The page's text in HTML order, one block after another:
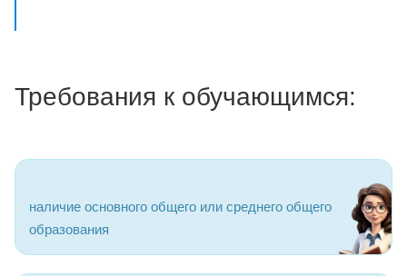
Требования к обучающимся:
наличие основного общего или среднего общего
образования